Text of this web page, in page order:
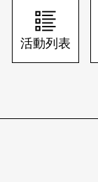
活動列表